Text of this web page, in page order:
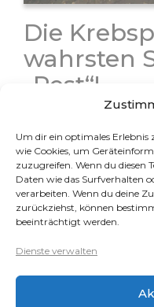
Um dir ein optimales Erlebnis
wie Cookies, um
zuzugreifen. Wenn du diesen
Daten wie das Surfverhalten
verarbeiten. Wenn du deine
zurückziehst, können
beeinträchtigt werden.
Dienste verwalten
Die
wahrsten
„Pest“!
Die Krebspest ist wohl
Krebsen, da sie
nach Auftreten der
ist. Leider gibt es
Krebspest nicht…